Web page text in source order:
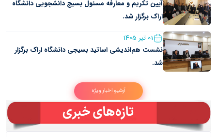
آیین تکریم و معارفه مسئول بسیج دانشجویی دانشگاه
اراک برگزار شد.
01 تیر 1405
نشست هم‌اندیشی اساتید بسیجی دانشگاه اراک برگزار
شد.
آرشیو اخبار ویژه